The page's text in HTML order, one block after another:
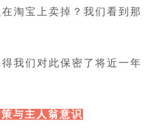
淘宝上卖掉？我们看到那
我们对此保密了将近一年
与主人翁意识